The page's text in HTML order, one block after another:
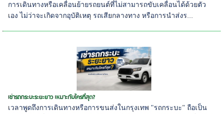
การเดินทางหรือเคลื่อนย้ายรถยนต์ที่ไม่สามารถขับเคลื่อนได้ด้วยตัว
เอง ไม่ว่าจะเกิดจากอุบัติเหตุ รถเสียกลางทาง หรือการนำส่งร...
เช่ารถกระบะระยะยาว เหมาะกับใครที่สุด?
เวลาพูดถึงการเดินทางหรือการขนส่งในกรุงเทพ "รถกระบะ" ถือเป็น